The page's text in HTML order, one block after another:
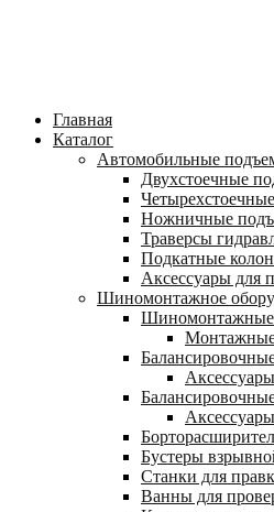
Главная
Каталог
Автомобильные
Двухстоечные
Ножничные
Траверсы
Подкатные
Аксессуары для
Шиномонтажное
Шиномонтажные
Бустеры
Станки для
Ванны для